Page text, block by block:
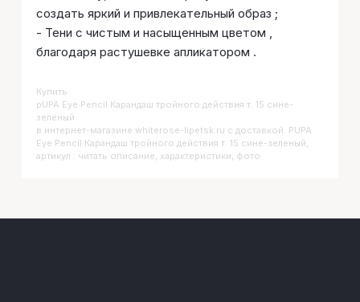
создать яркий и привлекательный образ ;
- Тени с чистым и насыщенным цветом ,
благодаря растушевке апликатором .
Купить
PUPA Eye Pencil Карандаш тройного действия т. 15 сине-
зеленый
в интернет-магазине whiterose-lipetsk.ru с доставкой. PUPA
Eye Pencil Карандаш тройного действия т. 15 сине-зеленый,
артикул : читать описание, характеристики, фото